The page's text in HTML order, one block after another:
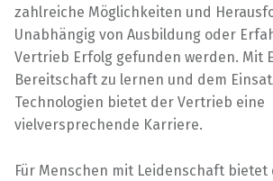
zahlreiche Möglichkeiten und
Unabhängig von Ausbildung oder
Vertrieb Erfolg gefunden werden. Mit
Bereitschaft zu lernen und dem
Technologien bietet der Vertrieb eine
vielversprechende Karriere.
Für Menschen mit Leidenschaft bietet